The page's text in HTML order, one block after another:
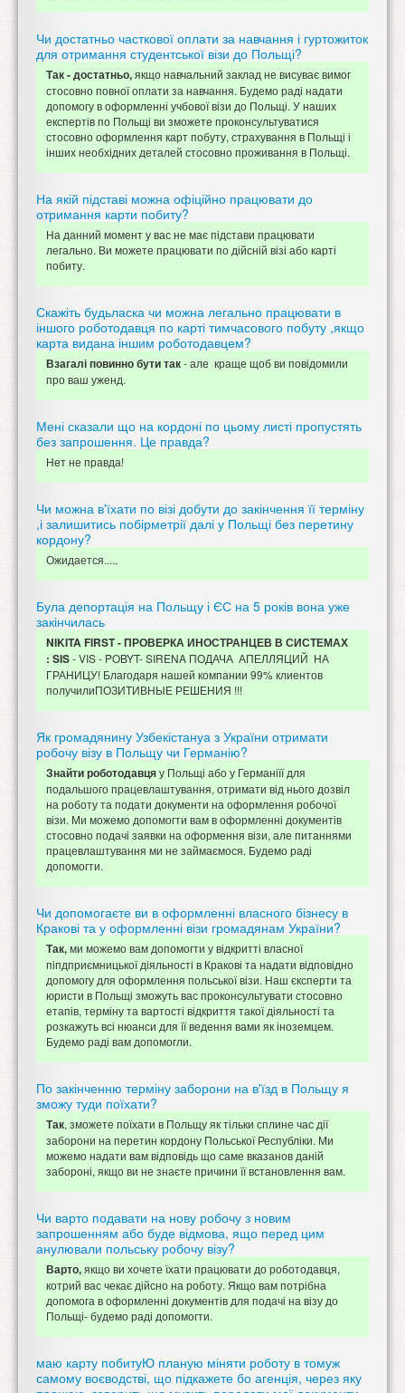
Чи достатньо часткової оплати за навчання і гуртожиток
для отримання студентської візи до Польщі?
Так - достатньо,якщо навчальний заклад не висуває вимог
стосовно повної оплати за навчання. Будемо раді надати
допомогу в оформленні учбової візи до Польщі. У наших
експертів по Польщі ви зможете проконсультуватися
стосовно оформлення карт побуту, страхування в Польщі і
інших необхідних деталей стосовно проживання в Польщі.
На якій підставі можна офіційно працювати до
отримання карти побиту?
На данний момент у вас не має підстави працювати
легально. Ви можете працювати по дійсній візі або карті
побиту.
Скажіть будьласка чи можна легально працювати в
іншого роботодавця по карті тимчасового побуту ,якщо
карта видана іншим роботодавцем?
Взагалі повинно бути так- але краще щоб ви повідомили
про ваш уженд.
Мені сказали що на кордоні по цьому листі пропустять
без запрошення. Це правда?
Нет не правда!
Чи можна в'їхати по візі добути до закінчення її терміну
,і залишитись побірметрії далі у Польщі без перетину
кордону?
Ожидается.....
Була депортація на Польщу і ЄС на 5 років вона уже
закінчилась
NIKITA FIRST - ПРОВЕРКА ИНОСТРАНЦЕВ В СИСТЕМАХ
: SIS- VIS - POBYT- SIRENA ПОДАЧА АПЕЛЛЯЦИЙ НА
ГРАНИЦУ! Благодаря нашей компании 99% клиентов
получилиПОЗИТИВНЫЕ РЕШЕНИЯ !!!
Як громадянину Узбекістануа з України отримати
робочу візу в Польщу чи Германію?
Знайти роботодавцяу Польщі або у Германіїї для
подальшого працевлаштування, отримати від нього дозвіл
на роботу та подати документи на оформлення робочої
візи. Ми можемо допомогти вам в оформленні документів
стосовно подачі заявки на оформення візи, але питаннями
працевлаштування ми не займаємося. Будемо раді
допомогти.
Чи допомогаєте ви в оформленні власного бізнесу в
Кракові та у оформленні візи громадянам України?
Так,ми можемо вам допомогти у відкритті власної
піпдприємницької діяльності в Кракові та надати відповідно
допомогу для оформлення польської візи. Наш єксперти та
юристи в Польщі зможуть вас проконсультувати стосовно
етапів, терміну та вартості відкриття такої діяльності та
розкажуть всі нюанси для її ведення вами як іноземцем.
Будемо раді вам допомогли.
По закінченню терміну заборони на в'їзд в Польщу я
зможу туди поїхати?
Так, зможете поїхати в Польщу як тільки сплине час дії
заборони на перетин кордону Польської Республіки. Ми
можемо надати вам відповідь що саме вказанов даній
забороні, якщо ви не знаєте причини її встановлення вам.
Чи варто подавати на нову робочу з новим
запрошенням або буде відмова, ящо перед цим
анулювали польську робочу візу?
Варто,якщо ви хочете їхати працювати до роботодавця,
котрий вас чекає дійсно на роботу. Якщо вам потрібна
допомога в оформленні документів для подачі на візу до
Польщі- будемо раді допомогти.
маю карту побитуЮ планую міняти роботу в томуж
самому воєводстві, що підкажете бо агенція, через яку